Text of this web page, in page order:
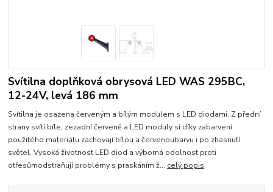
Svítilna doplňková obrysová LED WAS 295BC,
12-24V, levá 186 mm
Svítilna je osazena červeným a bílým modulem s LED diodami. Z přední
strany svítí bíle, zezadní červeně a LED moduly si díky zabarvení
použitého materiálu zachovají bílou a červenoubarvu i po zhasnutí
světel. Vysoká životnost LED diod a výborná odolnost proti
otřesůmodstraňují problémy s praskáním ž... celý popis